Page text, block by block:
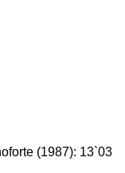
(1987): 13`03